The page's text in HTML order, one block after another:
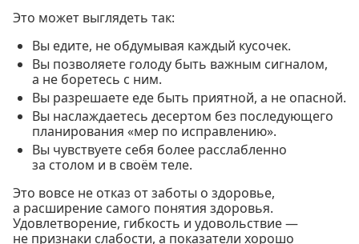
Это может выглядеть так:
Вы едите, не обдумывая каждый кусочек.
Вы позволяете голоду быть важным сигналом,
а не боретесь с ним.
Вы разрешаете еде быть приятной, а не опасной.
Вы наслаждаетесь десертом без последующего
планирования «мер по исправлению».
Вы чувствуете себя более расслабленно
за столом и в своём теле.
Это вовсе не отказ от заботы о здоровье,
а расширение самого понятия здоровья.
Удовлетворение, гибкость и удовольствие —
не признаки слабости, а показатели хорошо